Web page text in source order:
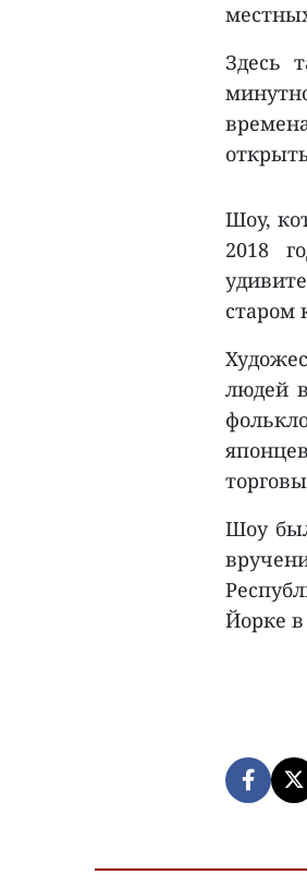
Здесь
Шоу,
2018
старом
людей
Шоу
Йорке